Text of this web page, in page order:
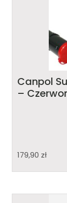
Canpol
–
179,90 zł